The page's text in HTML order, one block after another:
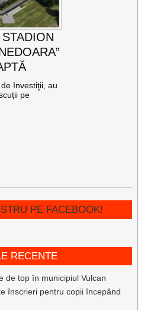
Investiţii, au
pe
PE FACEBOOK!
RECENTE
de top în municipiul Vulcan
înscrieri pentru copii începând